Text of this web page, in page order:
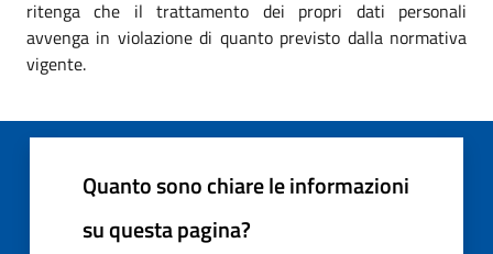
ritenga che il trattamento dei propri dati personali
avvenga in violazione di quanto previsto dalla normativa
vigente.
Quanto sono chiare le informazioni
su questa pagina?